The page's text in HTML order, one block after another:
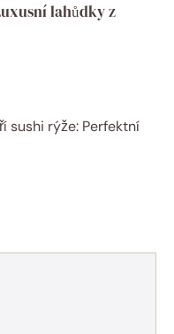
lahůdky z
sushi rýže: Perfektní